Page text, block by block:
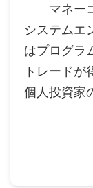
マネー
システムエ
はプログラ
トレードが
個人投資家